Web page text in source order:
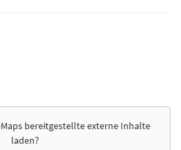
bereitgestellte externe Inhalte
laden?